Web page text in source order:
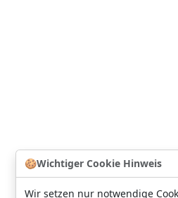
🍪Wichtiger Cookie Hinweis
Wir setzen nur notwendige